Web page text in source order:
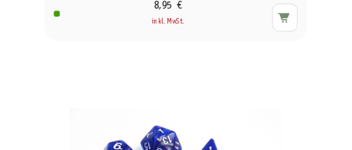
8,95 €
inkl. MwSt.